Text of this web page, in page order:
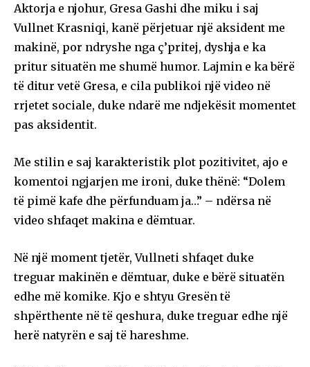
Aktorja e njohur, Gresa Gashi dhe miku i saj
Vullnet Krasniqi, kanë përjetuar një aksident me
makinë, por ndryshe nga ç’pritej, dyshja e ka
pritur situatën me shumë humor. Lajmin e ka bërë
të ditur vetë Gresa, e cila publikoi një video në
rrjetet sociale, duke ndarë me ndjekësit momentet
pas aksidentit.
Me stilin e saj karakteristik plot pozitivitet, ajo e
komentoi ngjarjen me ironi, duke thënë: “Dolem
të pimë kafe dhe përfunduam ja…” – ndërsa në
video shfaqet makina e dëmtuar.
Në një moment tjetër, Vullneti shfaqet duke
treguar makinën e dëmtuar, duke e bërë situatën
edhe më komike. Kjo e shtyu Gresën të
shpërthente në të qeshura, duke treguar edhe një
herë natyrën e saj të hareshme.